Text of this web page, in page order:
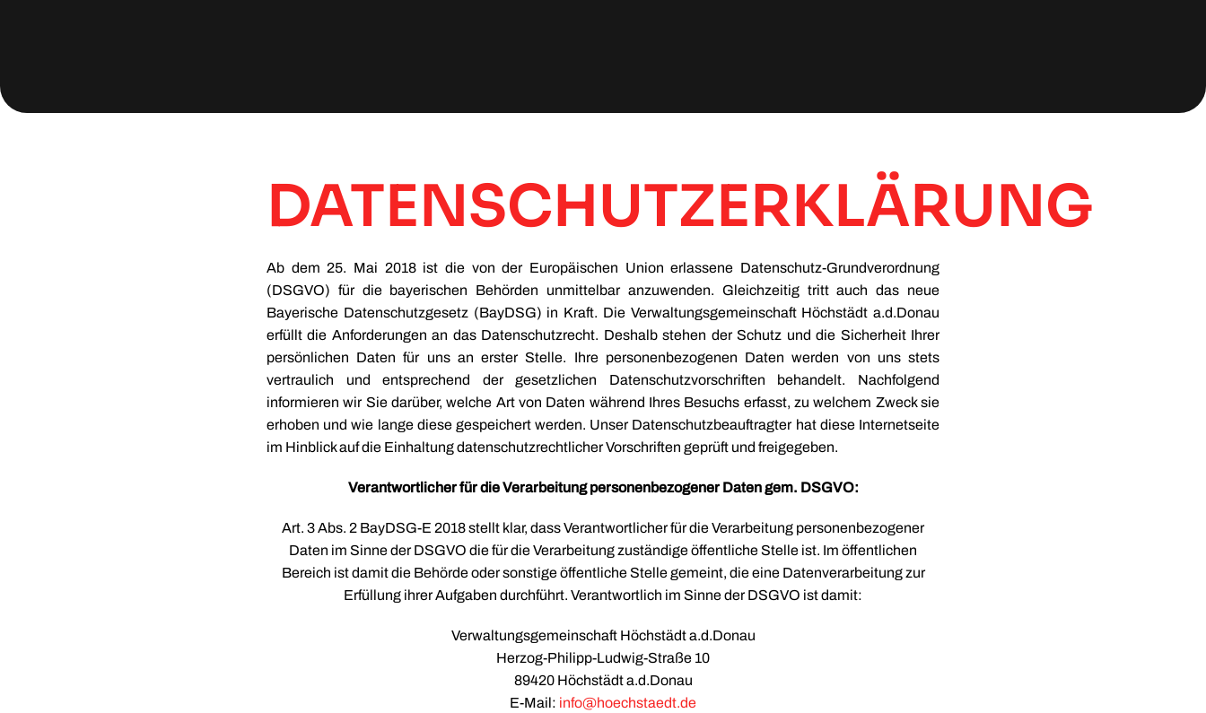
DATENSCHUTZERKLÄRUNG
Ab dem 25. Mai 2018 ist die von der Europäischen Union erlassene Datenschutz-Grundverordnung
(DSGVO) für die bayerischen Behörden unmittelbar anzuwenden. Gleichzeitig tritt auch das neue
Bayerische Datenschutzgesetz (BayDSG) in Kraft. Die Verwaltungsgemeinschaft Höchstädt a.d.Donau
erfüllt die Anforderungen an das Datenschutzrecht. Deshalb stehen der Schutz und die Sicherheit Ihrer
persönlichen Daten für uns an erster Stelle. Ihre personenbezogenen Daten werden von uns stets
vertraulich und entsprechend der gesetzlichen Datenschutzvorschriften behandelt. Nachfolgend
informieren wir Sie darüber, welche Art von Daten während Ihres Besuchs erfasst, zu welchem Zweck sie
erhoben und wie lange diese gespeichert werden. Unser Datenschutzbeauftragter hat diese Internetseite
im Hinblick auf die Einhaltung datenschutzrechtlicher Vorschriften geprüft und freigegeben.
Verantwortlicher für die Verarbeitung personenbezogener Daten gem. DSGVO:
Art. 3 Abs. 2 BayDSG-E 2018 stellt klar, dass Verantwortlicher für die Verarbeitung personenbezogener
Daten im Sinne der DSGVO die für die Verarbeitung zuständige öffentliche Stelle ist. Im öffentlichen
Bereich ist damit die Behörde oder sonstige öffentliche Stelle gemeint, die eine Datenverarbeitung zur
Erfüllung ihrer Aufgaben durchführt. Verantwortlich im Sinne der DSGVO ist damit:
Verwaltungsgemeinschaft Höchstädt a.d.Donau
Herzog-Philipp-Ludwig-Straße 10
89420 Höchstädt a.d.Donau
E-Mail: info@hoechstaedt.de